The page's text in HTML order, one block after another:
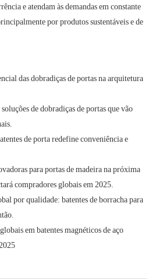
e atendam às demandas em constante
por produtos sustentáveis ​​e de